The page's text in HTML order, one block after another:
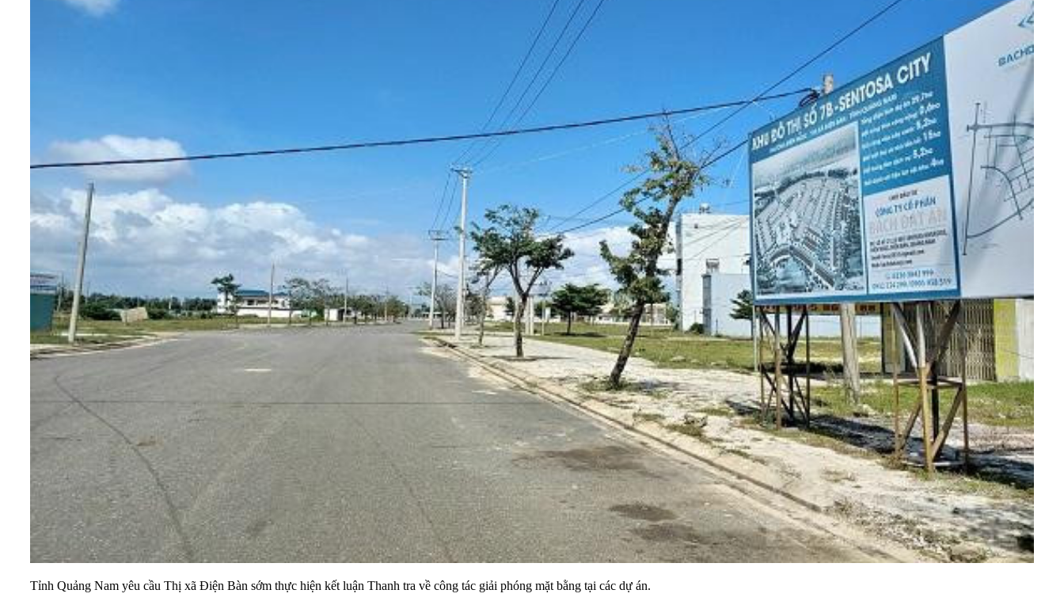
Tỉnh Quảng Nam yêu cầu Thị xã Điện Bàn sớm thực hiện kết luận Thanh tra về công tác giải phóng mặt bằng tại các dự án.